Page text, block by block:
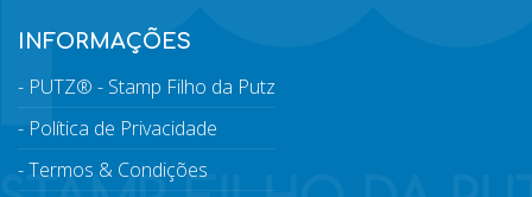
INFORMAÇÕES
PUTZ® - Stamp Filho da Putz
Política de Privacidade
Termos & Condições